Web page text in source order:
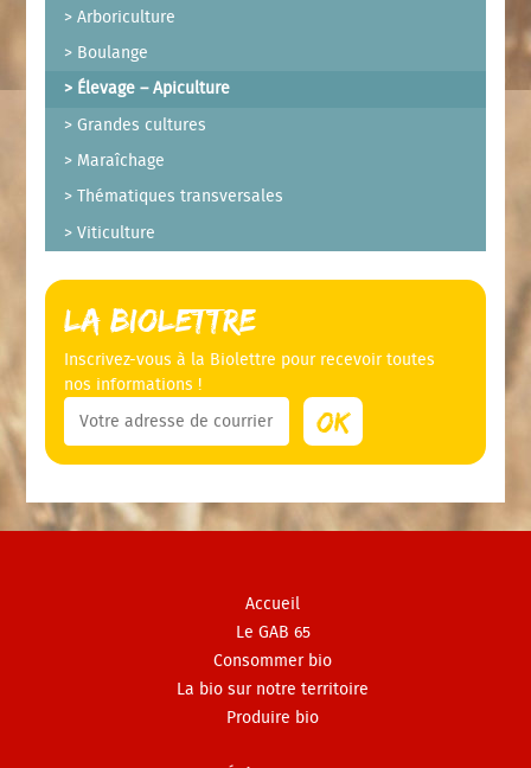
Arboriculture
Boulange
Élevage – Apiculture
Grandes cultures
Maraîchage
Thématiques transversales
Viticulture
La Biolettre
Inscrivez-vous à la Biolettre pour recevoir toutes
nos informations !
Accueil
Le GAB 65
Consommer bio
La bio sur notre territoire
Produire bio